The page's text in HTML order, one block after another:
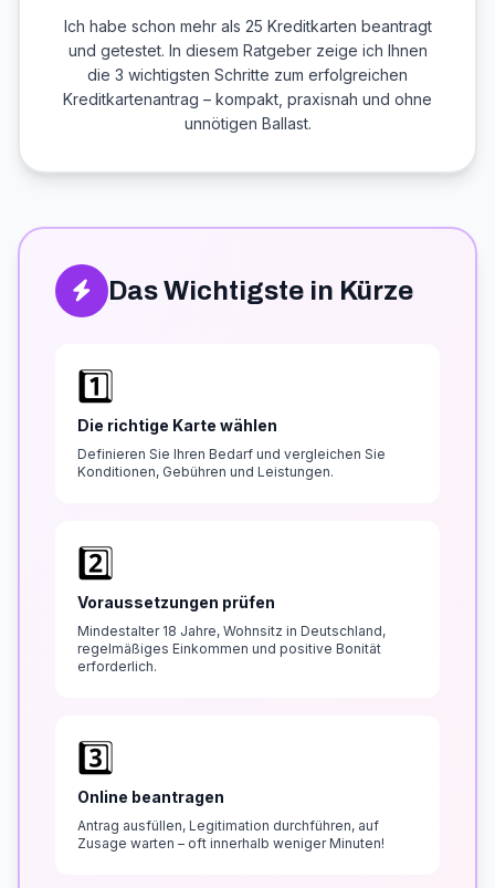
Ich habe schon mehr als 25 Kreditkarten beantragt
und getestet. In diesem Ratgeber zeige ich Ihnen
die 3 wichtigsten Schritte zum erfolgreichen
Kreditkartenantrag – kompakt, praxisnah und ohne
unnötigen Ballast.
Das Wichtigste in Kürze
1️⃣
Die richtige Karte wählen
Definieren Sie Ihren Bedarf und vergleichen Sie
Konditionen, Gebühren und Leistungen.
2️⃣
Voraussetzungen prüfen
Mindestalter 18 Jahre, Wohnsitz in Deutschland,
regelmäßiges Einkommen und positive Bonität
erforderlich.
3️⃣
Online beantragen
Antrag ausfüllen, Legitimation durchführen, auf
Zusage warten – oft innerhalb weniger Minuten!